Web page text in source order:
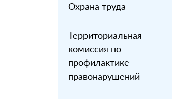
Охрана труда
Территориальная
комиссия по
профилактике
правонарушений